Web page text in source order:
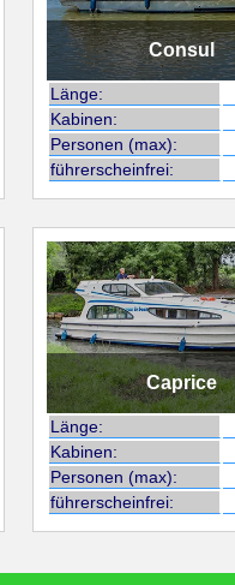
Consul
Länge:
Kabinen:
Personen (max):
führerscheinfrei:
Caprice
Länge:
Kabinen:
Personen (max):
führerscheinfrei: